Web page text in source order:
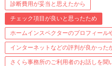
診断費用が妥当と思えたから
チェック項目が良いと思ったため
ホームインスペクターのプロフィール
インターネットなどの評判が良かった
さくら事務所のご利用者のお話しを聞